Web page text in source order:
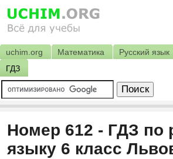
uchim.org Математика Русский язык
ГДЗ
Номер 612 - ГДЗ по
языку 6 класс